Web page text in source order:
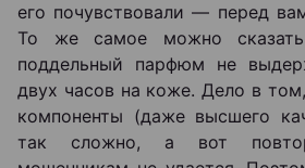
его почувствовали ― перед
То же самое можно
поддельный парфюм не
двух часов на коже. Дело в
компоненты (даже высшего
так сложно, а вот